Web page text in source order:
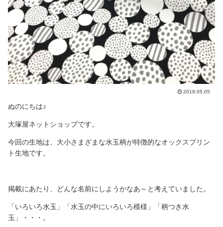
2019.05.05
ぬのにちは♪
大塚屋ネットショップです。
今回の生地は、大小さまざまな水玉柄が特徴的なオックスプリン
ト生地です。
掲載にあたり、どんな名前にしようかなあ～と考えていました。
「いろいろ水玉」「水玉の中にいろいろ模様」「柄つき水
玉」・・・。